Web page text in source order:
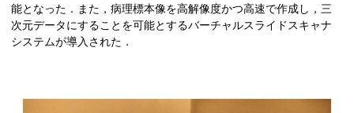
能となった．また，病理標本像を高解像度かつ高速で作成し，三
次元データにすることを可能とするバーチャルスライドスキャナ
システムが導入された．